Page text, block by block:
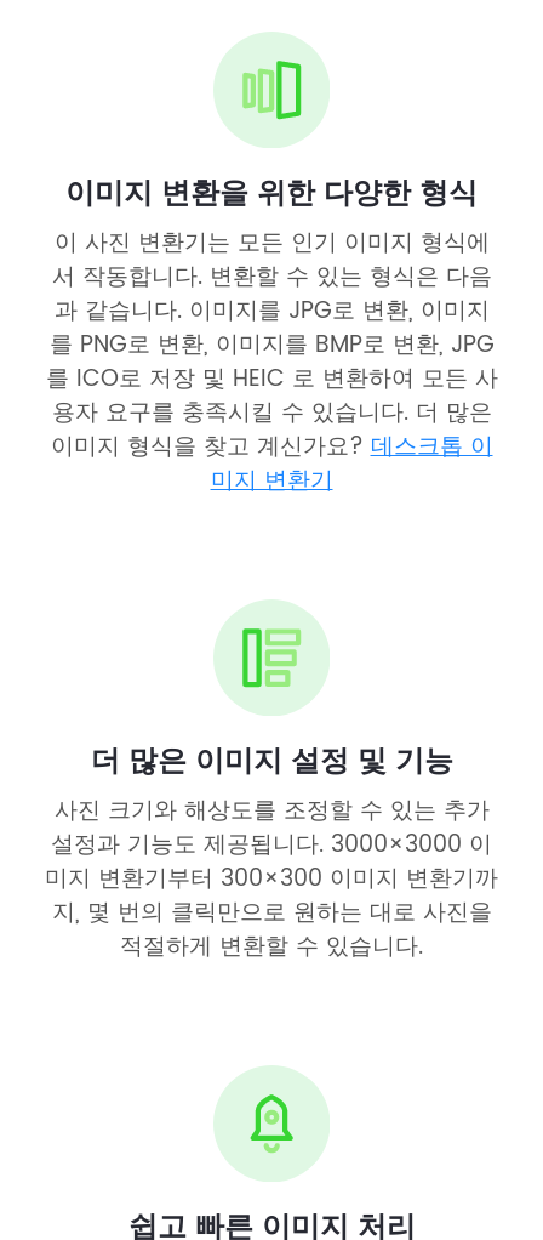
이미지 변환을 위한 다양한 형식
이 사진 변환기는 모든 인기 이미지 형식에
서 작동합니다. 변환할 수 있는 형식은 다음
과 같습니다. 이미지를 JPG로 변환, 이미지
를 PNG로 변환, 이미지를 BMP로 변환, JPG
를 ICO로 저장 및 HEIC 로 변환하여 모든 사
용자 요구를 충족시킬 수 있습니다. 더 많은
이미지 형식을 찾고 계신가요?데스크톱 이
미지 변환기
더 많은 이미지 설정 및 기능
사진 크기와 해상도를 조정할 수 있는 추가
설정과 기능도 제공됩니다. 3000×3000 이
미지 변환기부터 300×300 이미지 변환기까
지, 몇 번의 클릭만으로 원하는 대로 사진을
적절하게 변환할 수 있습니다.
쉽고 빠른 이미지 처리